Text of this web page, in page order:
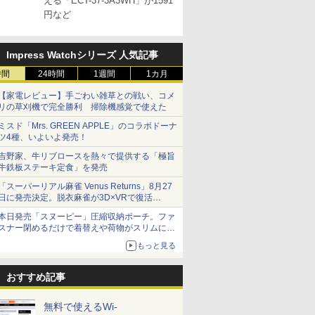
円など
Impress Watchシリーズ 人気記事
24時間 1週間 1カ月
家電レビュー】手ごわい雑草との戦い、コメ
の草刈機で完全勝利 掃除機感覚で使えた
スド「Mrs. GREEN APPLE」のコラボドーナ
4種、いよいよ発売！
野家、牛リブロースを熱々で提供する「極旨
鉄板ステーキ定食」を発売
スーパーリアル麻雀 Venus Returns」8月27
に発売決定。脱衣麻雀が3D×VRで復活
売から2週間は20%オフになるセールが実施
日発売「スヌーピー」圧縮収納ポーチ。ファ
ナー閉めるだけで着替えや荷物がスリムにま
もっと見る
おすすめ記事
無料で使えるWi-